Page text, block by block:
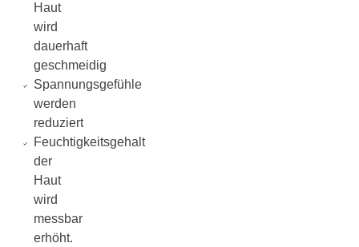
Haut
wird
dauerhaft
geschmeidig
Spannungsgefühle
werden
reduziert
Feuchtigkeitsgehalt
der
Haut
wird
messbar
erhöht.